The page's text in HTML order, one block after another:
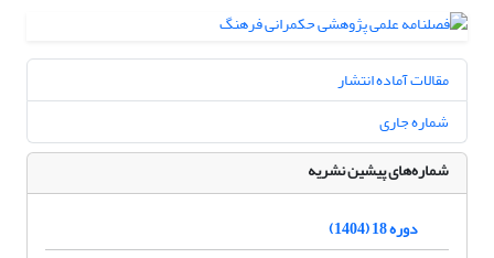
مقالات آماده انتشار
شماره جاری
شماره‌های پیشین نشریه
دوره 18 (1404)